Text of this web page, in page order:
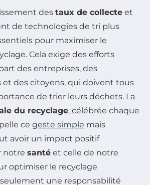
des taux de collecte et
de technologies de tri plus
pour maximiser le
Cela exige des efforts
des entreprises, des
des citoyens, qui doivent tous
de trier leurs déchets. La
du recyclage, célébrée chaque
ce geste simple mais
avoir un impact positif
notre santé et celle de notre
optimiser le recyclage
une responsabilité